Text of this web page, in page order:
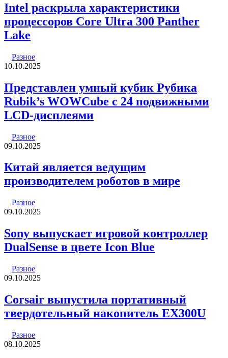
Intel раскрыла характеристики
процессоров Core Ultra 300 Panther
Lake
Разное
10.10.2025
Представлен умный кубик Рубика
Rubik’s WOWCube с 24 подвижными
LCD-дисплеями
Разное
09.10.2025
Китай является ведущим
производителем роботов в мире
Разное
09.10.2025
Sony выпускает игровой контроллер
DualSense в цвете Icon Blue
Разное
09.10.2025
Corsair выпустила портативный
твердотельный накопитель EX300U
Разное
08.10.2025